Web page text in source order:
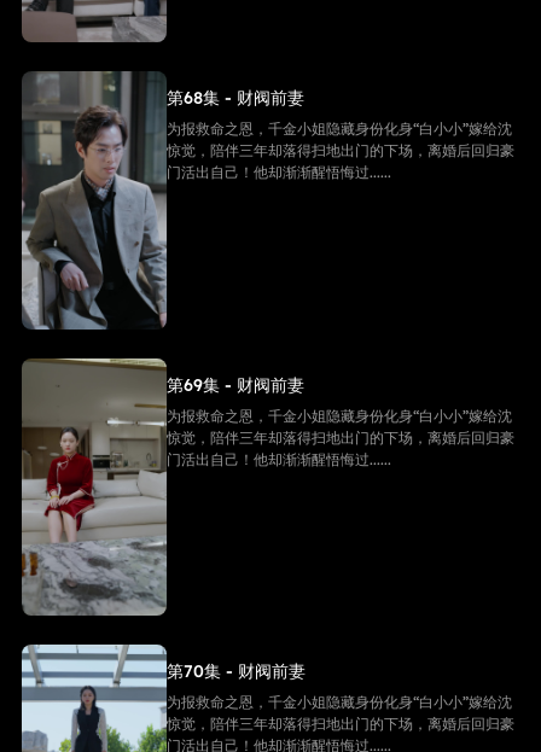
第68集 - 财阀前妻
为报救命之恩，千金小姐隐藏身份化身“白小小”嫁给沈
惊觉，陪伴三年却落得扫地出门的下场，离婚后回归豪
门活出自己！他却渐渐醒悟悔过......
第69集 - 财阀前妻
为报救命之恩，千金小姐隐藏身份化身“白小小”嫁给沈
惊觉，陪伴三年却落得扫地出门的下场，离婚后回归豪
门活出自己！他却渐渐醒悟悔过......
第70集 - 财阀前妻
为报救命之恩，千金小姐隐藏身份化身“白小小”嫁给沈
惊觉，陪伴三年却落得扫地出门的下场，离婚后回归豪
门活出自己！他却渐渐醒悟悔过......